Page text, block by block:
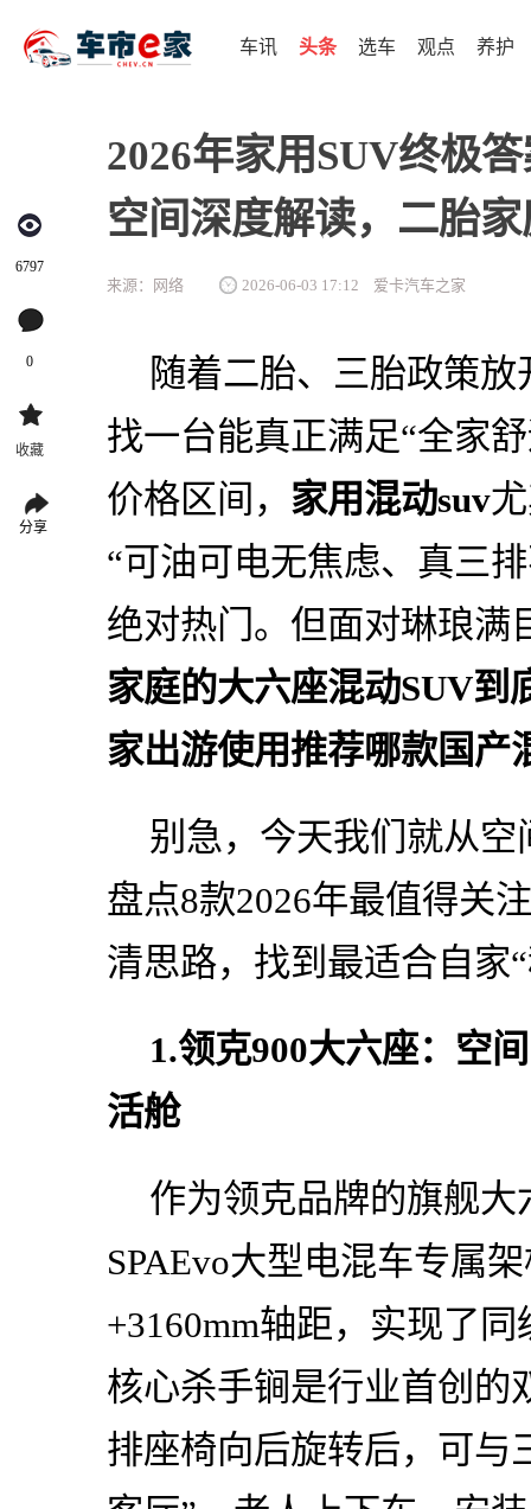
车讯 头条 选车 观点 养护
6797
0
收藏
分享
2026年家用SUV终极
空间深度解读，二胎
来源：网络 2026-06-03 17:12 爱卡汽车之家
随着二胎、三胎政策
找一台能真正满足“全家
价格区间， 家用混动suv
“可油可电无焦虑、真三
绝对热门。但面对琳琅满
家庭的大六座混动SUV到
家出游使用推荐哪款国产
别急，今天我们就从
盘点8款2026年最值得关
清思路，找到最适合自家
1.领克900大六座：空
活舱
作为领克品牌的旗舰
SPAEvo大型电混车专属
+3160mm轴距，实现了
核心杀手锏是行业首创
排座椅向后旋转后，可与